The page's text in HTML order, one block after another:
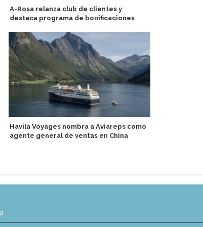
A-Rosa relanza club de clientes y
destaca programa de bonificaciones
Havila Voyages nombra a Aviareps como
agente general de ventas en China